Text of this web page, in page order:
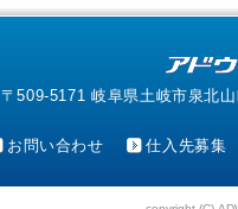
〒509-5171 岐阜県土岐市泉北
お問い合わせ 仕入先募集